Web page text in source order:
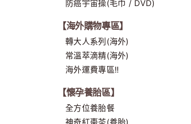
防癌宇宙操(毛巾 / DVD)
【海外購物專區】
轉大人系列(海外)
常溫萃滴精(海外)
海外運費專區!!
【懷孕養胎區】
全方位養胎餐
神奇紅棗茶(養胎)